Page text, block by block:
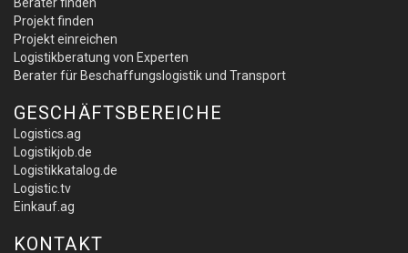
Projekt finden
Projekt einreichen
Logistikberatung von Experten
Berater für Beschaffungslogistik und Transport
GESCHÄFTSBEREICHE
Logistics.ag
Logistikjob.de
Logistikkatalog.de
Logistic.tv
Einkauf.ag
KONTAKT